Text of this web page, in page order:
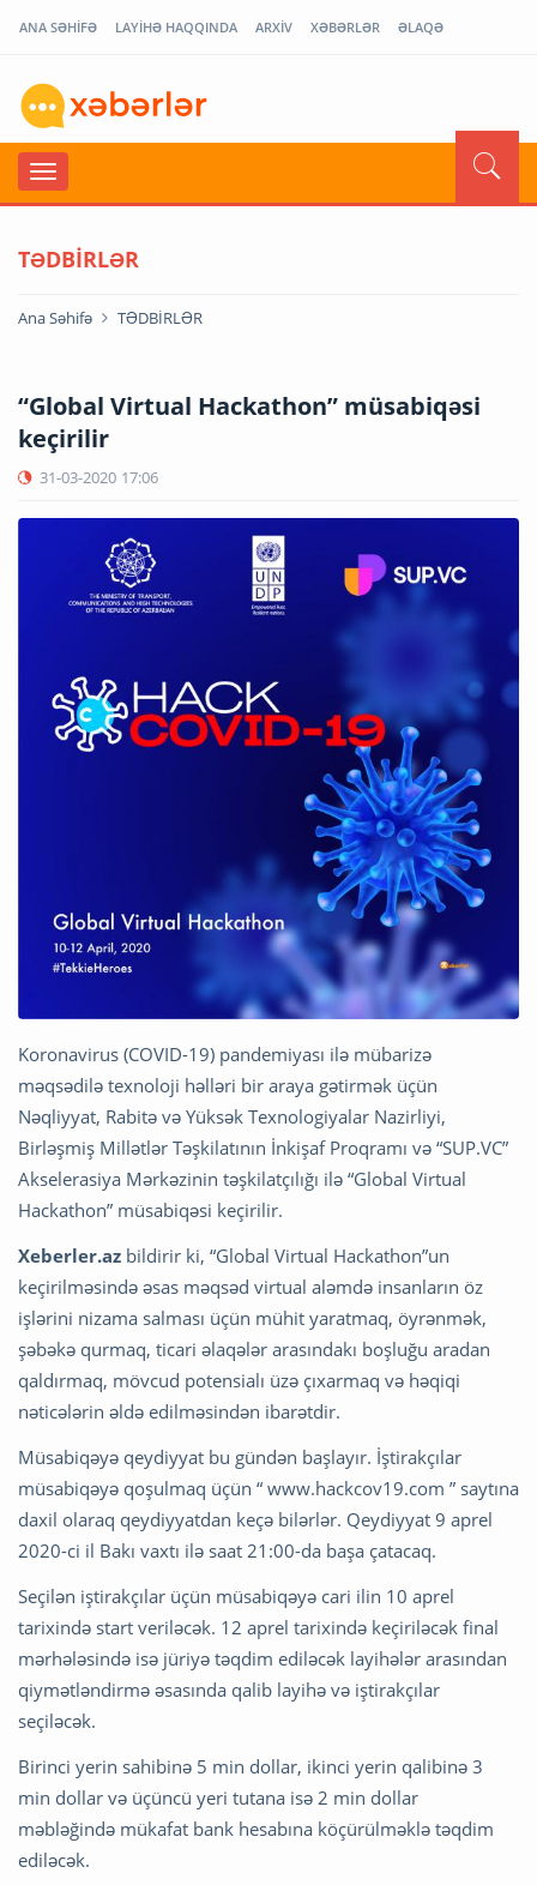
ANA SƏHİFƏ LAYİHƏ HAQQINDA ARXİV XƏBƏRLƏR ƏLAQƏ
TƏDBİRLƏR
Ana Səhifə TƏDBİRLƏR
“Global Virtual Hackathon” müsabiqəsi
keçirilir
31-03-2020 17:06
Koronavirus (COVID-19) pandemiyası ilə mübarizə
məqsədilə texnoloji həlləri bir araya gətirmək üçün
Nəqliyyat, Rabitə və Yüksək Texnologiyalar Nazirliyi,
Birləşmiş Millətlər Təşkilatının İnkişaf Proqramı və “SUP.VC”
Akselerasiya Mərkəzinin təşkilatçılığı ilə “Global Virtual
Hackathon” müsabiqəsi keçirilir.
Xeberler.az bildirir ki, “Global Virtual Hackathon”un
keçirilməsində əsas məqsəd virtual aləmdə insanların öz
işlərini nizama salması üçün mühit yaratmaq, öyrənmək,
şəbəkə qurmaq, ticari əlaqələr arasındakı boşluğu aradan
qaldırmaq, mövcud potensialı üzə çıxarmaq və həqiqi
nəticələrin əldə edilməsindən ibarətdir.
Müsabiqəyə qeydiyyat bu gündən başlayır. İştirakçılar
müsabiqəyə qoşulmaq üçün “ www.hackcov19.com ” saytına
daxil olaraq qeydiyyatdan keçə bilərlər. Qeydiyyat 9 aprel
2020-ci il Bakı vaxtı ilə saat 21:00-da başa çatacaq.
Seçilən iştirakçılar üçün müsabiqəyə cari ilin 10 aprel
tarixində start veriləcək. 12 aprel tarixində keçiriləcək final
mərhələsində isə jüriyə təqdim ediləcək layihələr arasından
qiymətləndirmə əsasında qalib layihə və iştirakçılar
seçiləcək.
Birinci yerin sahibinə 5 min dollar, ikinci yerin qalibinə 3
min dollar və üçüncü yeri tutana isə 2 min dollar
məbləğində mükafat bank hesabına köçürülməklə təqdim
ediləcək.